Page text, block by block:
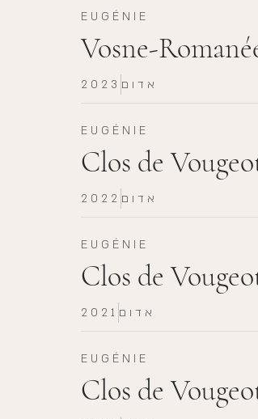
EUGÉNIE
Vosne-
2023 אדום
EUGÉNIE
Clos de
2022 אדום
EUGÉNIE
Clos de
2021 אדום
EUGÉNIE
Clos de